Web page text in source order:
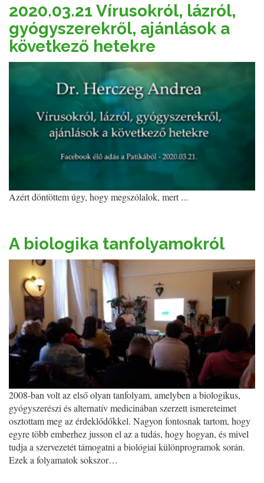
2020.03.21 Vírusokról, lázról,
gyógyszerekről, ajánlások a
következő hetekre
Azért döntöttem úgy, hogy megszólalok, mert ...
A biologika tanfolyamokról
2008-ban volt az első olyan tanfolyam, amelyben a biologikus,
gyógyszerészi és alternatív medicinában szerzett ismereteimet
osztottam meg az érdeklődőkkel. Nagyon fontosnak tartom, hogy
egyre több emberhez jusson el az a tudás, hogy hogyan, és mivel
tudja a szervezetét támogatni a biológiai különprogramok során.
Ezek a folyamatok sokszor…